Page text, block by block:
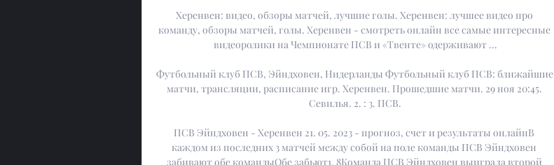
Херенвен: видео, обзоры матчей, лучшие голы. Херенвен: лучшее видео про
команду, обзоры матчей, голы. Херенвен - смотреть онлайн все самые интересные
видеоролики на Чемпионате ПСВ и «Твенте» одерживают ...
Футбольный клуб ПСВ, Эйндховен, Нидерланды Футбольный клуб ПСВ: ближайшие
матчи, трансляции, расписание игр. Херенвен. Прошедшие матчи. 29 ноя 20:45.
Севилья. 2. : 3. ПСВ.
ПСВ Эйндховен - Херенвен 21. 05. 2023 - прогноз, счет и результаты онлайнВ
каждом из последних 3 матчей между собой на поле команды ПСВ Эйндховен
забивают обе командыОбе забьют1. 8Команда ПСВ Эйндховен выиграла второй